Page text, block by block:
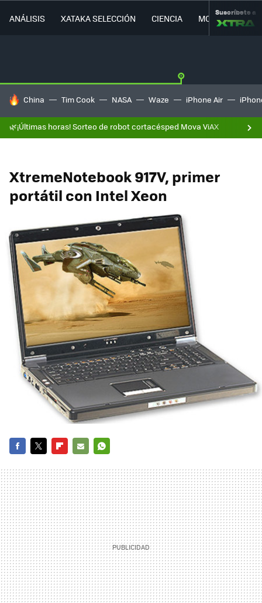
ANÁLISIS XATAKA SELECCIÓN CIENCIA MOVILIDAD
Suscríbete a
HOY SE HABLA DE
China Tim Cook NASA Waze iPhone Air
🌿¡Últimas horas! Sorteo de robot cortacésped Mova ViAX
XtremeNotebook 917V, primer
portátil con Intel Xeon
MAIL